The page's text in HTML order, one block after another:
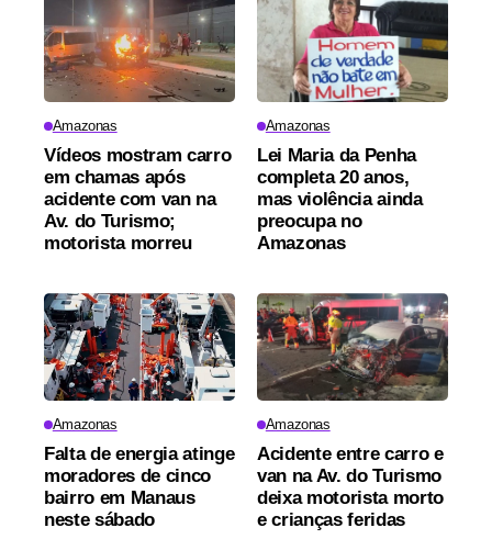
Amazonas
Vídeos mostram carro
em chamas após
acidente com van na
Av. do Turismo;
motorista morreu
Amazonas
Lei Maria da Penha
completa 20 anos,
mas violência ainda
preocupa no
Amazonas
Amazonas
Falta de energia atinge
moradores de cinco
bairro em Manaus
neste sábado
Amazonas
Acidente entre carro e
van na Av. do Turismo
deixa motorista morto
e crianças feridas